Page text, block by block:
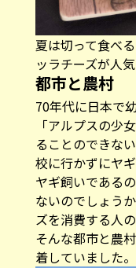
夏は切って食べ
ッラチーズが人気
都市と農村
70年代に日本で
「アルプスの少
ることのできな
校に行かずにヤ
ヤギ飼いである
ないのでしょう
ズを消費する人
そんな都市と農
着していました。